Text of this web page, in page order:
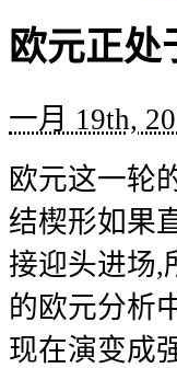
欧元正
一月 19th,
欧元这一轮
结楔形如果
接迎头进场,
的欧元分析
现在演变成